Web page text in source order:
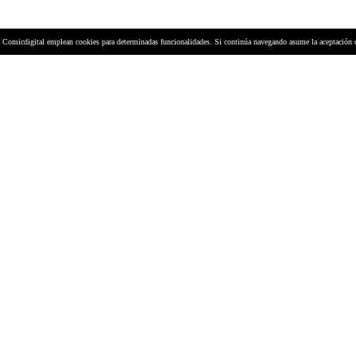
emplean cookies para determinadas funcionalidades. Si continúa navegando asume la aceptación